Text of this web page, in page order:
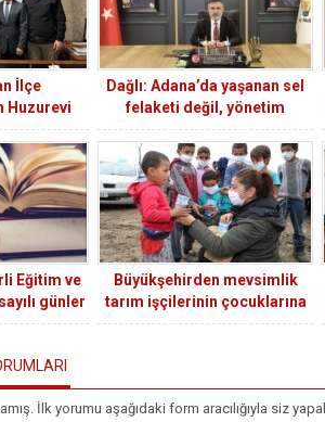
İlçe
Huzurevi
Dağlı: Adana’da yaşanan sel
felaketi değil, yönetim
zafiyetidir
Eğitim ve
günler
Büyükşehirden mevsimlik
tarım işçilerinin çocuklarına
süt ve hijyen kiti
İlk yorumu aşağıdaki form aracılığıyla siz